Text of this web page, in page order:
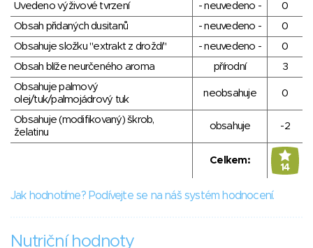
Uvedeno výživové tvrzení
- neuvedeno -
0
Obsah přidaných dusitanů
- neuvedeno -
0
Obsahuje složku "extrakt z droždí"
- neuvedeno -
0
Obsah blíže neurčeného aroma
přírodní
3
Obsahuje palmový
olej/tuk/palmojádrový tuk
neobsahuje 0
Obsahuje (modifikovaný) škrob,
želatinu
obsahuje -2
Celkem:
14
Jak hodnotíme? Podívejte se na náš systém hodnocení.
Nutriční hodnoty